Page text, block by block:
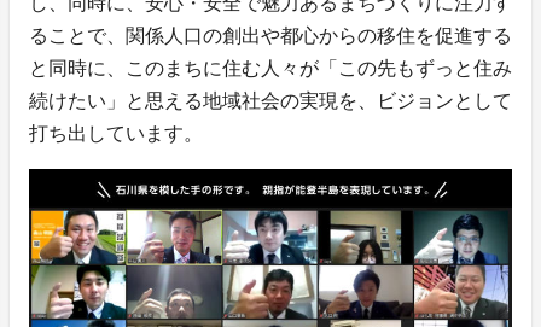
ることで、関係人口の創出や都心からの移住を促進する
と同時に、このまちに住む人々が「この先もずっと住み
続けたい」と思える地域社会の実現を、ビジョンとして
打ち出しています。